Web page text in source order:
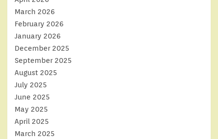
March 2026
February 2026
January 2026
December 2025
September 2025
August 2025
July 2025
June 2025
May 2025
April 2025
March 2025